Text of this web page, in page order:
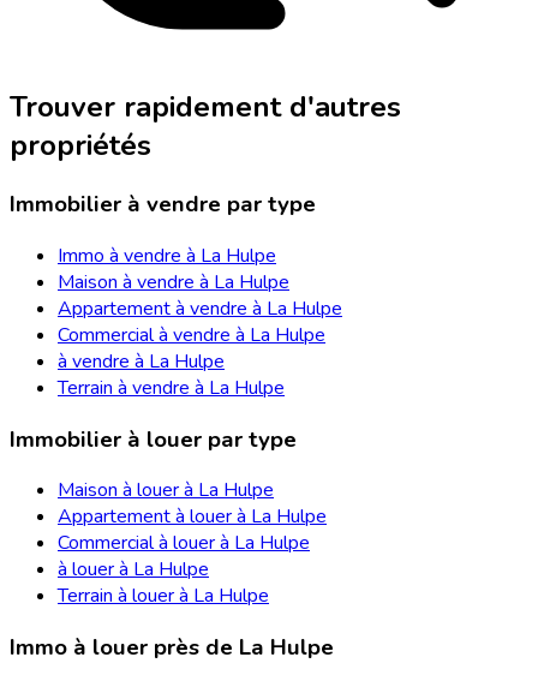
Trouver rapidement d'autres
propriétés
Immobilier à vendre par type
Immo à vendre à La Hulpe
Maison à vendre à La Hulpe
Appartement à vendre à La Hulpe
Commercial à vendre à La Hulpe
à vendre à La Hulpe
Terrain à vendre à La Hulpe
Immobilier à louer par type
Maison à louer à La Hulpe
Appartement à louer à La Hulpe
Commercial à louer à La Hulpe
à louer à La Hulpe
Terrain à louer à La Hulpe
Immo à louer près de La Hulpe